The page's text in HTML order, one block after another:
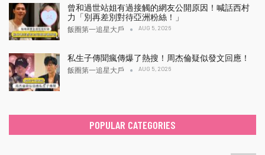
曾和過世站姐有過接觸的網友公開原因！喊話西村
力「別再差別對待亞洲粉絲！」
飯圈第一追星大戶 AUG 5, 2026
私生子傳聞瘋傳爆了熱搜！周杰倫疑似發文回應！
飯圈第一追星大戶 AUG 5, 2026
POPULAR CATEGORIES